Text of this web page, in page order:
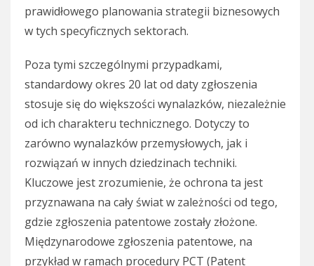
prawidłowego planowania strategii biznesowych
w tych specyficznych sektorach.
Poza tymi szczególnymi przypadkami,
standardowy okres 20 lat od daty zgłoszenia
stosuje się do większości wynalazków, niezależnie
od ich charakteru technicznego. Dotyczy to
zarówno wynalazków przemysłowych, jak i
rozwiązań w innych dziedzinach techniki.
Kluczowe jest zrozumienie, że ochrona ta jest
przyznawana na cały świat w zależności od tego,
gdzie zgłoszenia patentowe zostały złożone.
Międzynarodowe zgłoszenia patentowe, na
przykład w ramach procedury PCT (Patent